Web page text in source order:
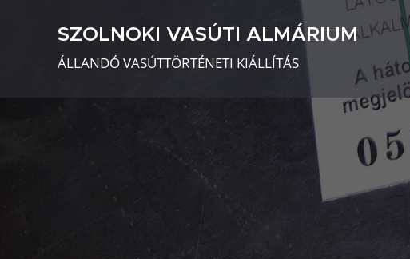
SZOLNOKI VASÚTI ALMÁRIUM
ÁLLANDÓ VASÚTTÖRTÉNETI KIÁLLÍTÁS